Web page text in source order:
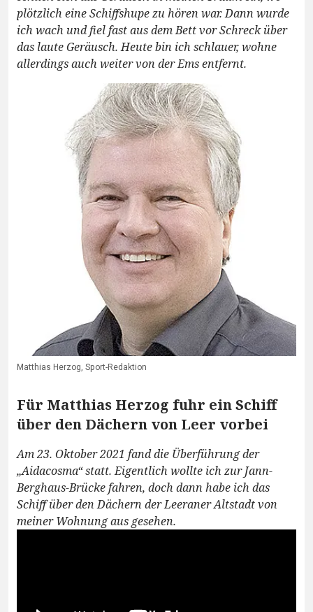
plötzlich eine Schiffshupe zu hören war. Dann wurde
ich wach und fiel fast aus dem Bett vor Schreck über
das laute Geräusch. Heute bin ich schlauer, wohne
allerdings auch weiter von der Ems entfernt.
Matthias Herzog, Sport-Redaktion
Für Matthias Herzog fuhr ein Schiff
über den Dächern von Leer vorbei
Am 23. Oktober 2021 fand die Überführung der
„Aidacosma“ statt. Eigentlich wollte ich zur Jann-
Berghaus-Brücke fahren, doch dann habe ich das
Schiff über den Dächern der Leeraner Altstadt von
meiner Wohnung aus gesehen.